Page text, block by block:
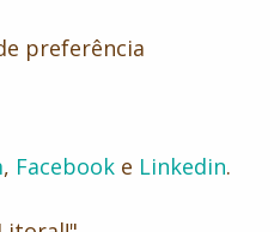
preferência
, Facebook e Linkedin.